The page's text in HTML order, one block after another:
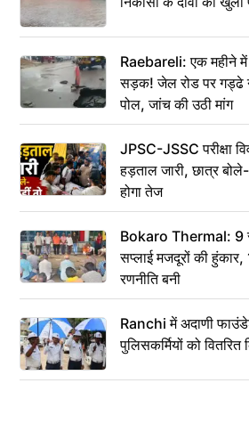
Raebareli: एक महीने
सड़क! जेल रोड पर गड्ढे ने
पोल, जांच की उठी मांग
JPSC-JSSC परीक्षा
हड़ताल जारी, छात्र
होगा तेज
Bokaro Thermal: 9
सप्लाई मजदूरों की
रणनीति बनी
Ranchi में अदाणी
पुलिसकर्मियों को वितरित